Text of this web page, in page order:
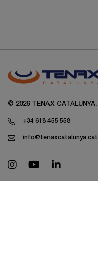
© 2026 TENAX CATALUNYA.
+34 618 455 558
info@tenaxcatalunya.cat